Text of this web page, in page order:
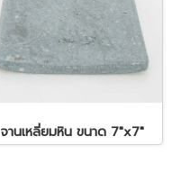
จานเหลี่ยมหิน ขนาด 7"x7"